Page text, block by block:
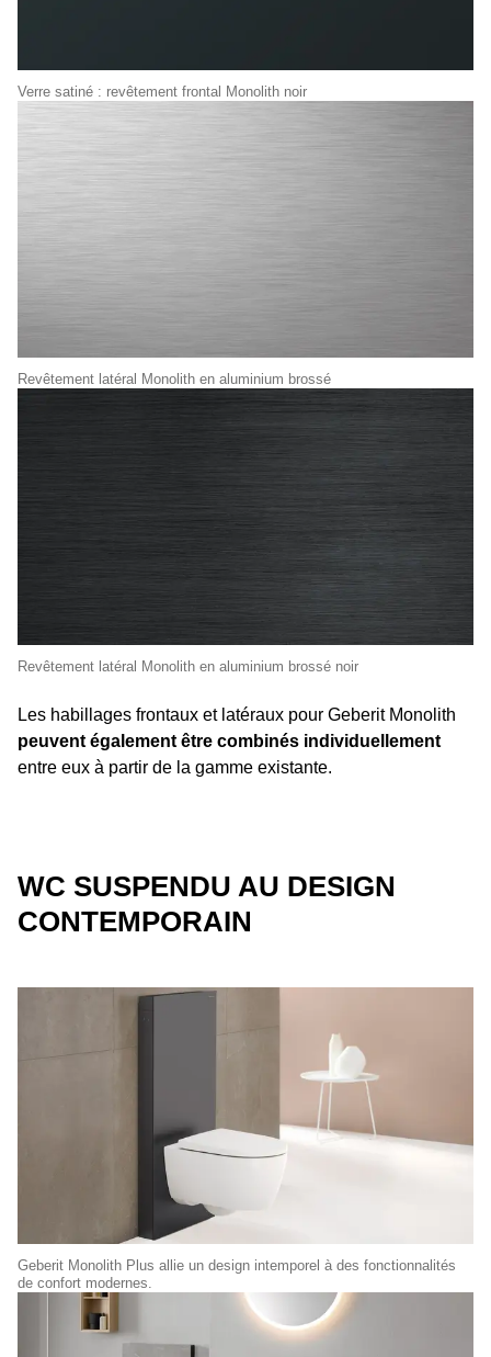
Verre satiné : revêtement frontal Monolith noir
Revêtement latéral Monolith en aluminium brossé
Revêtement latéral Monolith en aluminium brossé noir
Les habillages frontaux et latéraux pour Geberit Monolith
peuvent également être combinés individuellement
entre eux à partir de la gamme existante.
WC SUSPENDU AU DESIGN
CONTEMPORAIN
Geberit Monolith Plus allie un design intemporel à des fonctionnalités
de confort modernes.